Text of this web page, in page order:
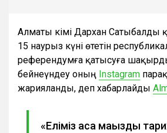
Алматы әкімі Дархан Сатыбалды
15 наурыз күні өтетін
референдумға қатысуға
бейнеүндеу оның Instagram
жарияланды, деп хабарлайды
«Еліміз аса маңызды